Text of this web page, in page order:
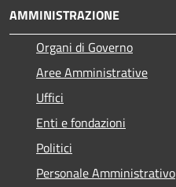
AMMINISTRAZIONE
Organi di Governo
Aree Amministrative
Uffici
Enti e fondazioni
Politici
Personale Amministrativo